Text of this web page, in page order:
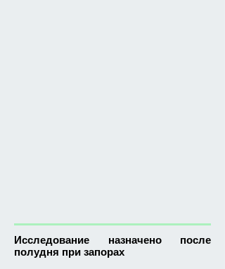
Исследование назначено после
полудня при запорах